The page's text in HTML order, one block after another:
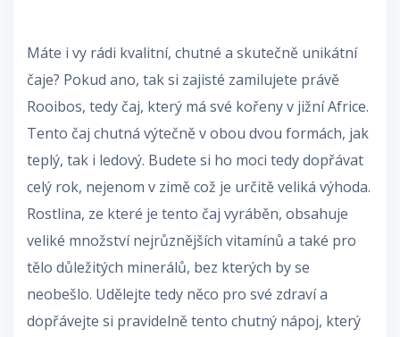
Máte i vy rádi kvalitní, chutné a skutečně unikátní
čaje? Pokud ano, tak si zajisté zamilujete právě
Rooibos, tedy čaj, který má své kořeny v jižní Africe.
Tento čaj chutná výtečně v obou dvou formách, jak
teplý, tak i ledový. Budete si ho moci tedy dopřávat
celý rok, nejenom v zimě což je určitě veliká výhoda.
Rostlina, ze které je tento čaj vyráběn, obsahuje
veliké množství nejrůznějších vitamínů a také pro
tělo důležitých minerálů, bez kterých by se
neobešlo. Udělejte tedy něco pro své zdraví a
dopřávejte si pravidelně tento chutný nápoj, který